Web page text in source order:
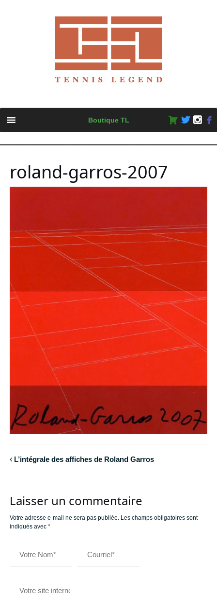
content
Boutique TL
roland-garros-2007
L’intégrale des affiches de Roland Garros
Laisser un commentaire
Votre adresse e-mail ne sera pas publiée. Les champs obligatoires sont
indiqués avec *